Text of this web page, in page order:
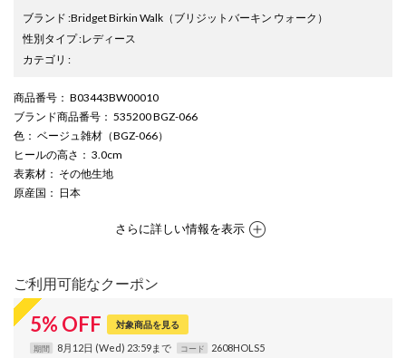
ブランド :Bridget Birkin Walk （ブリジットバーキン ウォーク）
性別タイプ:レディース
カテゴリ :
商品番号 ： B03443BW00010
ブランド商品番号 ： 535200 BGZ-066
色 ： ベージュ雑材（BGZ-066）
ヒールの高さ ： 3.0cm
表素材 ： その他生地
原産国 ： 日本
さらに詳しい情報を表示
ご利用可能なクーポン
5% OFF 対象商品を見る
期間 8月12日 (Wed) 23:59まで コード
2608HOLS5